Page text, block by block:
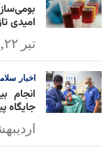
امیدی
تیر ۲۲, ۱۴۰۵
اخبار
جایگاه
اردیبهشت